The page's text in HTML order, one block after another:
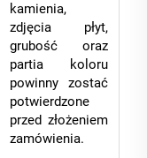
kamienia,
zdjęcia płyt,
grubość oraz
partia koloru
powinny zostać
potwierdzone
przed złożeniem
zamówienia.